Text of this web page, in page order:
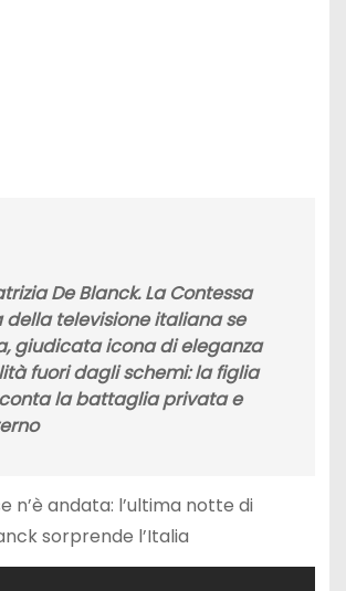
De Blanck. La Contessa
televisione italiana se
giudicata icona di eleganza
fuori dagli schemi: la figlia
la battaglia privata e
n’è andata: l’ultima notte di
sorprende l’Italia